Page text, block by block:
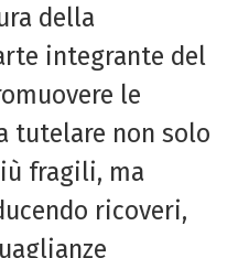
della
integrante del
le
tutelare non solo
fragili, ma
ricoveri,